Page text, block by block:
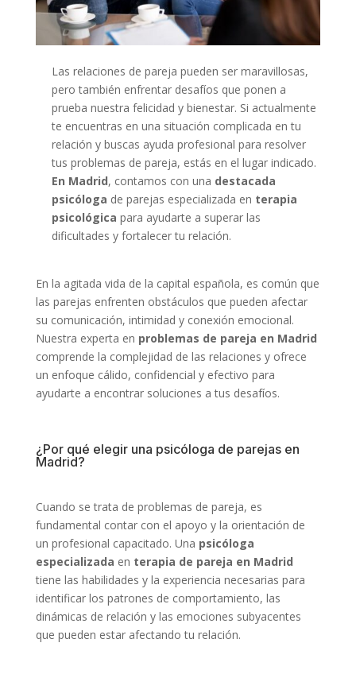
Las relaciones de pareja pueden ser maravillosas,
pero también enfrentar desafíos que ponen a
prueba nuestra felicidad y bienestar. Si actualmente
te encuentras en una situación complicada en tu
relación y buscas ayuda profesional para resolver
tus problemas de pareja, estás en el lugar indicado.
En Madrid, contamos con una destacada
psicóloga de parejas especializada en terapia
psicológica para ayudarte a superar las
dificultades y fortalecer tu relación.
En la agitada vida de la capital española, es común que
las parejas enfrenten obstáculos que pueden afectar
su comunicación, intimidad y conexión emocional.
Nuestra experta en problemas de pareja en Madrid
comprende la complejidad de las relaciones y ofrece
un enfoque cálido, confidencial y efectivo para
ayudarte a encontrar soluciones a tus desafíos.
¿Por qué elegir una psicóloga de parejas en
Madrid?
Cuando se trata de problemas de pareja, es
fundamental contar con el apoyo y la orientación de
un profesional capacitado. Una psicóloga
especializada en terapia de pareja en Madrid
tiene las habilidades y la experiencia necesarias para
identificar los patrones de comportamiento, las
dinámicas de relación y las emociones subyacentes
que pueden estar afectando tu relación.